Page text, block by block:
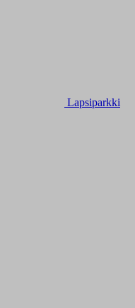
Lapsiparkki